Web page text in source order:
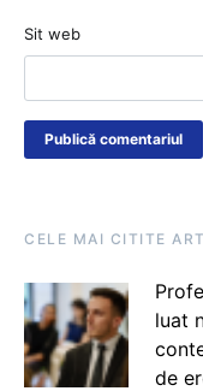
Sit web
CELE MAI CITITE
luat
de